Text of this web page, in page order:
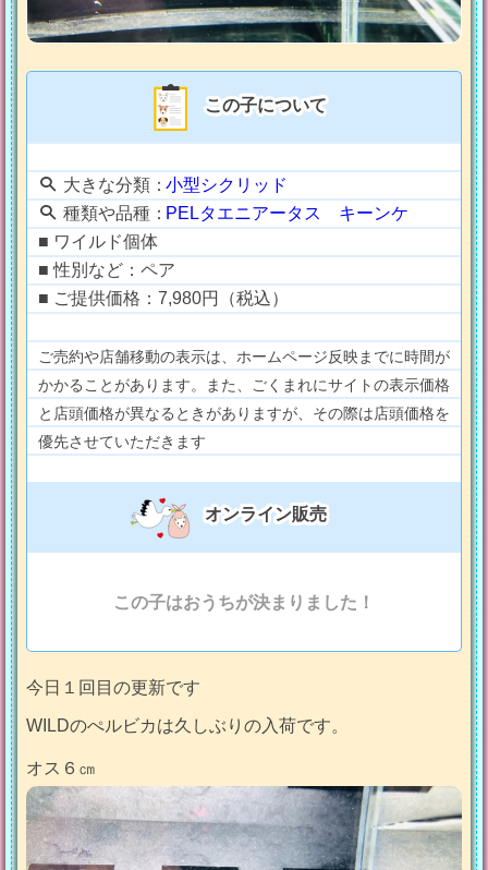
この子について
大きな分類：小型シクリッド
種類や品種： PELタエニアータス キーンケ
■ ワイルド個体
■ 性別など：ペア
■ ご提供価格：7,980円（税込）
ご売約や店舗移動の表示は、ホームページ反映までに時間が
かかることがあります。また、ごくまれにサイトの表示価格
と店頭価格が異なるときがありますが、その際は店頭価格を
優先させていただきます
オンライン販売
この子はおうちが決まりました！
今日１回目の更新です
WILDのぺルビカは久しぶりの入荷です。
オス６㎝